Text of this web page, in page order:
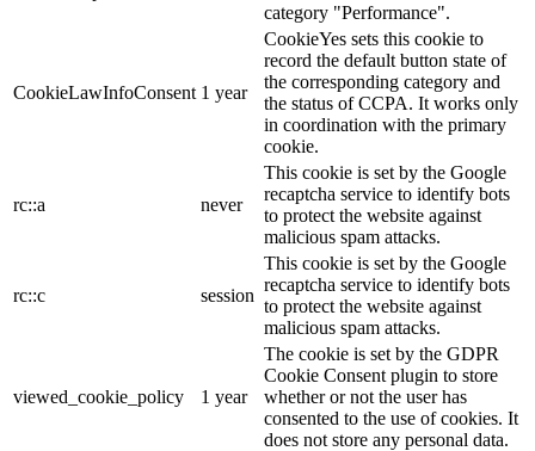
category "Performance".
CookieLawInfoConsent 1 year
CookieYes sets this cookie to
record the default button state of
the corresponding category and
the status of CCPA. It works only
in coordination with the primary
cookie.
rc::a never
This cookie is set by the Google
recaptcha service to identify bots
to protect the website against
malicious spam attacks.
rc::c session
This cookie is set by the Google
recaptcha service to identify bots
to protect the website against
malicious spam attacks.
viewed_cookie_policy 1 year
The cookie is set by the GDPR
Cookie Consent plugin to store
whether or not the user has
consented to the use of cookies. It
does not store any personal data.